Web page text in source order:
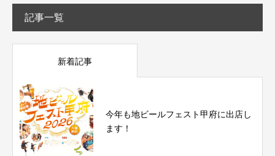
記事一覧
新着記事
今年も地ビールフェスト甲府に出店し
ます！